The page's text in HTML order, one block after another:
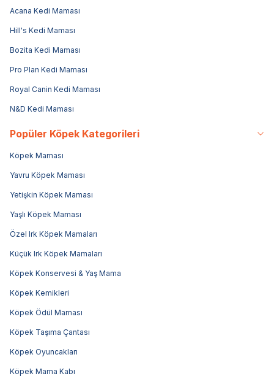
Acana Kedi Maması
Hill's Kedi Maması
Bozita Kedi Maması
Pro Plan Kedi Maması
Royal Canin Kedi Maması
N&D Kedi Maması
Popüler Köpek Kategorileri
Köpek Maması
Yavru Köpek Maması
Yetişkin Köpek Maması
Yaşlı Köpek Maması
Özel Irk Köpek Mamaları
Küçük Irk Köpek Mamaları
Köpek Konservesi & Yaş Mama
Köpek Kemikleri
Köpek Ödül Maması
Köpek Taşıma Çantası
Köpek Oyuncakları
Köpek Mama Kabı